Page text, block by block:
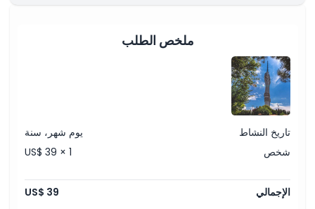
ملخص الطلب
تاريخ النشاط
يوم شهر، سنة
شخص
US$ 39 × 1
الإجمالي US$ 39